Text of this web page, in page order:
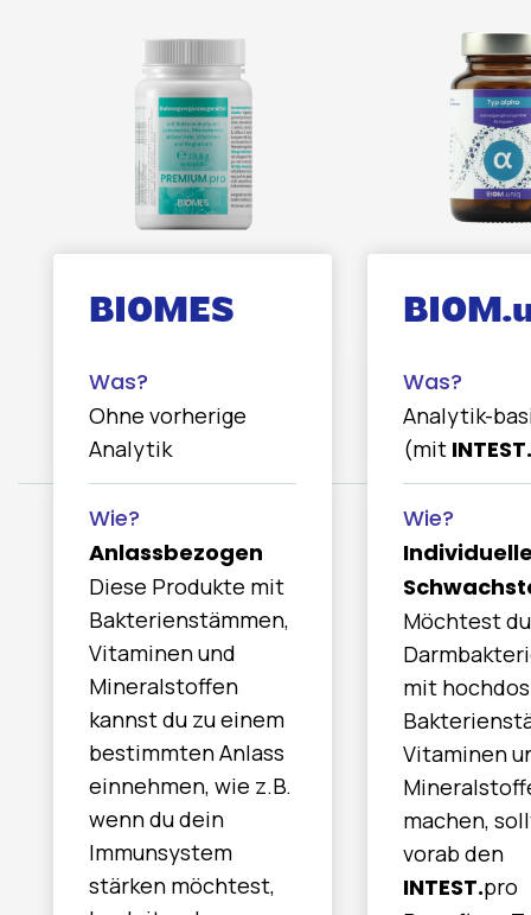
BIOMES
Ohne vorherige
Analytik
Analytik-
(mit INTEST.
Anlassbezogen
Diese Produkte mit
Bakterienstämmen,
Vitaminen und
Mineralstoffen
kannst du zu einem
bestimmten Anlass
einnehmen, wie z.B.
wenn du dein
Immunsystem
stärken möchtest,
Möchtest
mit
Vitaminen
machen,
vorab den
INTEST.pro